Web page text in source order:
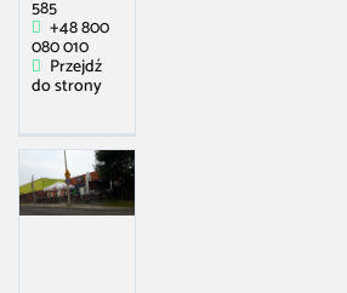
585
+48 800
080 010
Przejdź
do strony